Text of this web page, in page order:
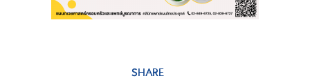
SHARE